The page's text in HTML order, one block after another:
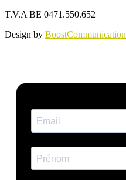
T.V.A BE 0471.550.652
Design by BoostCommunication